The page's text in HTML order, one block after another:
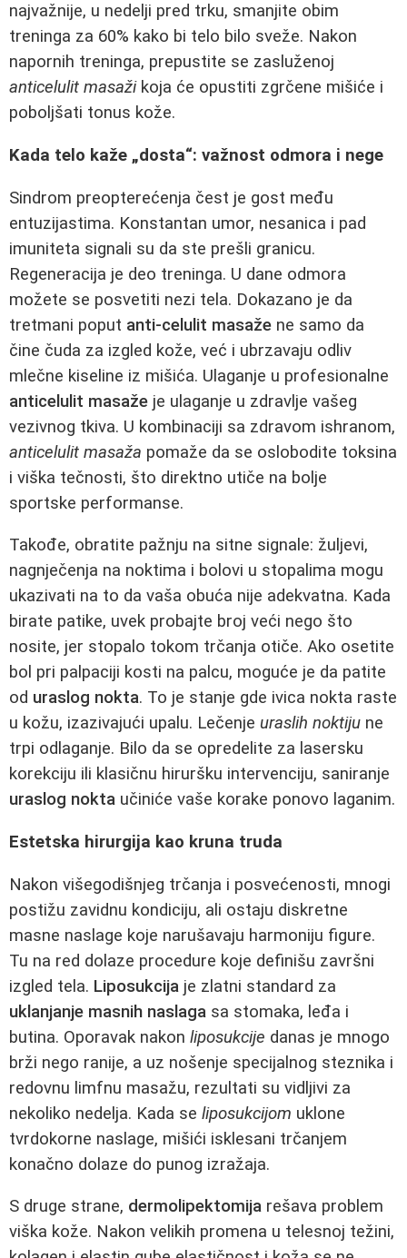
najvažnije, u nedelji pred trku, smanjite obim
treninga za 60% kako bi telo bilo sveže. Nakon
napornih treninga, prepustite se zasluženoj
anticelulit masažikoja će opustiti zgrčene mišiće i
poboljšati tonus kože.
Kada telo kaže „dosta“: važnost odmora i nege
Sindrom preopterećenja čest je gost među
entuzijastima. Konstantan umor, nesanica i pad
imuniteta signali su da ste prešli granicu.
Regeneracija je deo treninga. U dane odmora
možete se posvetiti nezi tela. Dokazano je da
tretmani poput anti-celulit masaže ne samo da
čine čuda za izgled kože, već i ubrzavaju odliv
mlečne kiseline iz mišića. Ulaganje u profesionalne
anticelulit masaže je ulaganje u zdravlje vašeg
vezivnog tkiva. U kombinaciji sa zdravom ishranom,
anticelulit masaža pomaže da se oslobodite toksina
i viška tečnosti, što direktno utiče na bolje
sportske performanse.
Takođe, obratite pažnju na sitne signale: žuljevi,
nagnječenja na noktima i bolovi u stopalima mogu
ukazivati na to da vaša obuća nije adekvatna. Kada
birate patike, uvek probajte broj veći nego što
nosite, jer stopalo tokom trčanja otiče. Ako osetite
bol pri palpaciji kosti na palcu, moguće je da patite
od uraslog nokta. To je stanje gde ivica nokta raste
u kožu, izazivajući upalu. Lečenje uraslih noktiju ne
trpi odlaganje. Bilo da se opredelite za lasersku
korekciju ili klasičnu hiruršku intervenciju, saniranje
uraslog nokta učiniće vaše korake ponovo laganim.
Estetska hirurgija kao kruna truda
Nakon višegodišnjeg trčanja i posvećenosti, mnogi
postižu zavidnu kondiciju, ali ostaju diskretne
masne naslage koje narušavaju harmoniju figure.
Tu na red dolaze procedure koje definišu završni
izgled tela. Liposukcija je zlatni standard za
uklanjanje masnih naslaga sa stomaka, leđa i
butina. Oporavak nakon liposukcije danas je mnogo
brži nego ranije, a uz nošenje specijalnog steznika i
redovnu limfnu masažu, rezultati su vidljivi za
nekoliko nedelja. Kada se liposukcijom uklone
tvrdokorne naslage, mišići isklesani trčanjem
konačno dolaze do punog izražaja.
S druge strane, dermolipektomija rešava problem
viška kože. Nakon velikih promena u telesnoj težini,